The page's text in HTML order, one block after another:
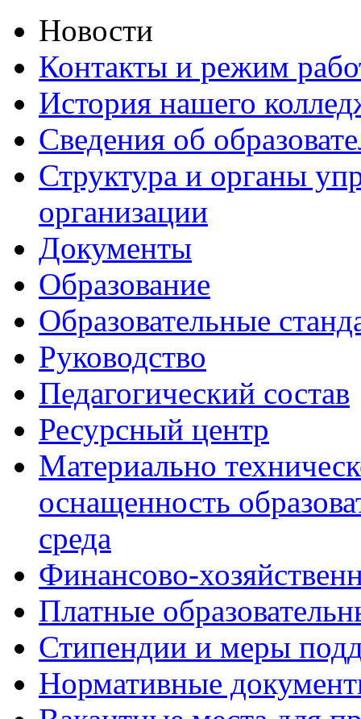
Новости
Контакты и режим
История нашего
Сведения об
Структура и органы
организации
Документы
Образование
Образовательные
Руководство
Педагогический состав
Ресурсный центр
Материально
оснащенность
среда
Финансово-
Платные
Стипендии и меры
Нормативные